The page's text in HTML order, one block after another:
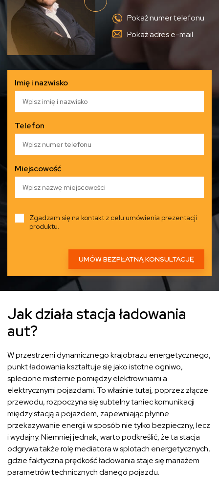
Pokaż numer telefonu
Pokaż adres e-mail
Imię i nazwisko
Telefon
Miejscowość
Zgadzam się na kontakt z celu umówienia prezentacji
produktu.
Jak działa stacja ładowania
aut?
W przestrzeni dynamicznego krajobrazu energetycznego,
punkt ładowania kształtuje się jako istotne ogniwo,
splecione misternie pomiędzy elektrowniami a
elektrycznymi pojazdami. To właśnie tutaj, poprzez złącze
przewodu, rozpoczyna się subtelny taniec komunikacji
między stacją a pojazdem, zapewniając płynne
przekazywanie energii w sposób nie tylko bezpieczny, lecz
i wydajny. Niemniej jednak, warto podkreślić, że ta stacja
odgrywa także rolę mediatora w splotach energetycznych,
gdzie faktyczna prędkość ładowania staje się mariażem
parametrów technicznych danego pojazdu.